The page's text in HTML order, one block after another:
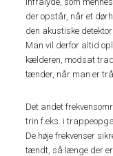
der opstår, når et
den akustiske
Man vil derfor altid
kælderen, modsat
tænder, når man er
Det andet
trin f.eks. i
De høje frekvenser
tændt, så længe der er